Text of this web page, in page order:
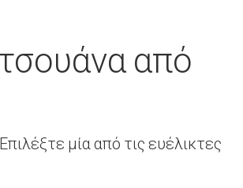
από
μία από τις ευέλικτες